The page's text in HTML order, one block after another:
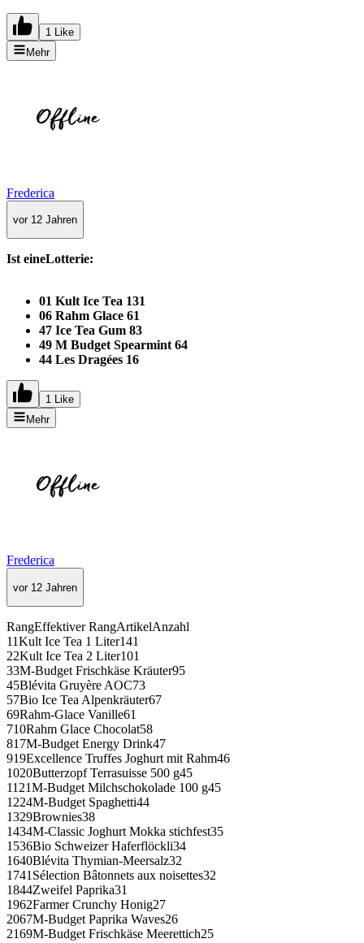
1 Like
Mehr
Frederica
vor 12 Jahren
Ist eineLotterie:
01 Kult Ice Tea 131
06 Rahm Glace 61
47 Ice Tea Gum 83
49 M Budget Spearmint 64
44 Les Dragées 16
1 Like
Mehr
Frederica
vor 12 Jahren
RangEffektiver RangArtikelAnzahl
11Kult Ice Tea 1 Liter141
22Kult Ice Tea 2 Liter101
33M-Budget Frischkäse Kräuter95
45Blévita Gruyère AOC73
57Bio Ice Tea Alpenkräuter67
69Rahm-Glace Vanille61
710Rahm Glace Chocolat58
817M-Budget Energy Drink47
919Excellence Truffes Joghurt mit Rahm46
1020Butterzopf Terrasuisse 500 g45
1121M-Budget Milchschokolade 100 g45
1224M-Budget Spaghetti44
1329Brownies38
1434M-Classic Joghurt Mokka stichfest35
1536Bio Schweizer Haferflöckli34
1640Blévita Thymian-Meersalz32
1741Sélection Bâtonnets aux noisettes32
1844Zweifel Paprika31
1962Farmer Crunchy Honig27
2067M-Budget Paprika Waves26
2169M-Budget Frischkäse Meerettich25